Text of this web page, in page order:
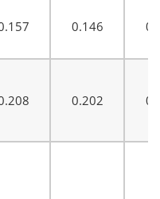
0.146
0.202